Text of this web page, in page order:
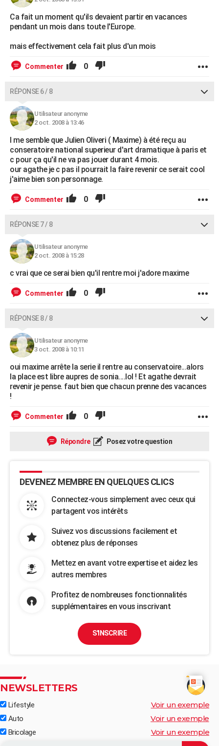
Ca fait un moment qu'ils devaient partir en vacances
pendant un mois dans toute l'Europe.
mais effectivement cela fait plus d'un mois
Commenter 0
RÉPONSE 6 / 8
Utilisateur anonyme
2 oct. 2008 à 13:46
l me semble que Julien Oliveri ( Maxime) à été reçu au
conseratoire national superieur d'art dramatique à paris et
c pour ça qu'il ne va pas jouer durant 4 mois.
our agathe je c pas il pourrait la faire revenir ce serait cool
j'aime bien son personnage.
Commenter 0
RÉPONSE 7 / 8
Utilisateur anonyme
2 oct. 2008 à 15:28
c vrai que ce serai bien qu'il rentre moi j'adore maxime
Commenter 0
RÉPONSE 8 / 8
Utilisateur anonyme
3 oct. 2008 à 10:11
oui maxime arrête la serie il rentre au conservatoire...alors
la place est libre aupres de sonia....lol ! Et agathe devrait
revenir je pense. faut bien que chacun prenne des vacances
!
Commenter 0
Répondre Posez votre question
DEVENEZ MEMBRE EN QUELQUES CLICS
Connectez-vous simplement avec ceux qui
partagent vos intérêts
Suivez vos discussions facilement et
obtenez plus de réponses
Mettez en avant votre expertise et aidez les
autres membres
Profitez de nombreuses fonctionnalités
supplémentaires en vous inscrivant
S'INSCRIRE
NEWSLETTERS
Lifestyle Voir un exemple
Auto Voir un exemple
Bricolage Voir un exemple